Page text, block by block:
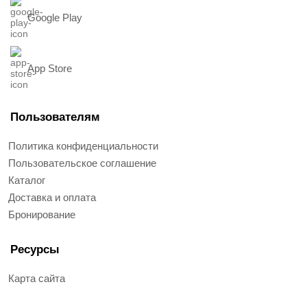
Google Play
App Store
Пользователям
Политика конфиденциальности
Пользовательское соглашение
Каталог
Доставка и оплата
Бронирование
Ресурсы
Карта сайта